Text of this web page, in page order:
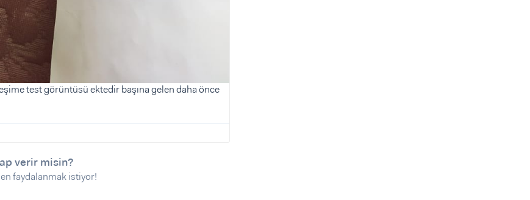
test görüntüsü ektedir başına gelen daha önce
verir misin?
faydalanmak istiyor!